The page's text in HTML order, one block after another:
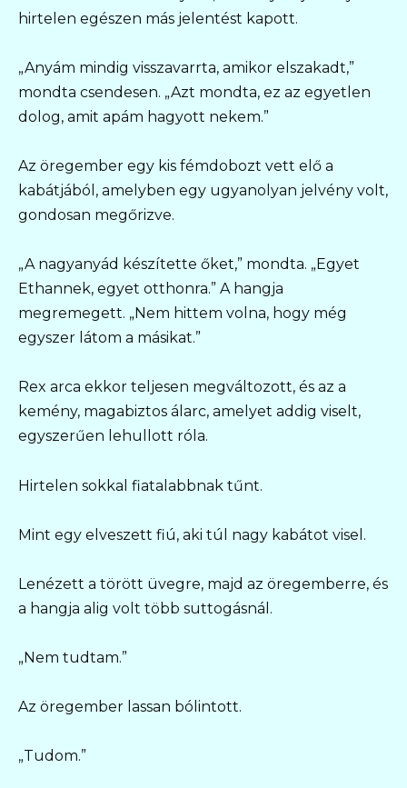
hirtelen egészen más jelentést kapott.
„Anyám mindig visszavarrta, amikor elszakadt,”
mondta csendesen. „Azt mondta, ez az egyetlen
dolog, amit apám hagyott nekem.”
Az öregember egy kis fémdobozt vett elő a
kabátjából, amelyben egy ugyanolyan jelvény volt,
gondosan megőrizve.
„A nagyanyád készítette őket,” mondta. „Egyet
Ethannek, egyet otthonra.” A hangja
megremegett. „Nem hittem volna, hogy még
egyszer látom a másikat.”
Rex arca ekkor teljesen megváltozott, és az a
kemény, magabiztos álarc, amelyet addig viselt,
egyszerűen lehullott róla.
Hirtelen sokkal fiatalabbnak tűnt.
Mint egy elveszett fiú, aki túl nagy kabátot visel.
Lenézett a törött üvegre, majd az öregemberre, és
a hangja alig volt több suttogásnál.
„Nem tudtam.”
Az öregember lassan bólintott.
„Tudom.”